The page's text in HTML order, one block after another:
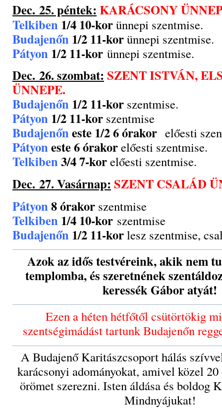
Dec. 25. péntek: KARÁCSONY
Telkiben 1/4 10-korünnepi szentmise.
Budajenőn 1/2 11-korünnepi szentmise.
Pátyon 1/2 11-kor ünnepi szentmise.
Dec. 26. szombat: SZENT ISTVÁN,
ÜNNEPE.
Budajenőn 1/2 11-kor szentmise.
Pátyon 1/2 11-kor szentmise
Budajenőneste 1/2 6 órakor előesti
Pátyoneste 6 órakorelőesti szentmise.
Telkiben3/4 7-korelőesti szentmise.
Dec. 27. Vasárnap: SZENT CSALÁD
Pátyon8 órakor szentmise
Telkiben 1/4 10-kor szentmise
Budajenőn 1/2 11-korlesz szentmise,
Azok az idős testvéreink, akik nem
templomba, és szeretnének
keressék Gábor atyát!
Ezen a héten hétfőtől csütörtökig
szentségimádást tartunk Budajenőn
A Budajenő Karitászcsoport hálás
karácsonyi adományokat, amivel közel
örömet szerezni. Isten áldása és boldog
Mindnyájukat!